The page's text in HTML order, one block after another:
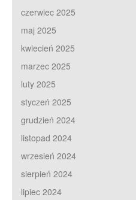
czerwiec 2025
maj 2025
kwiecień 2025
marzec 2025
luty 2025
styczeń 2025
grudzień 2024
listopad 2024
wrzesień 2024
sierpień 2024
lipiec 2024